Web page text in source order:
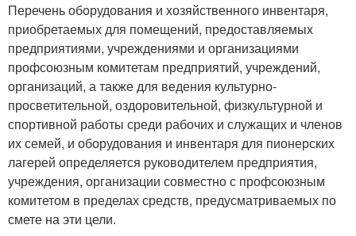
Перечень оборудования и хозяйственного инвентаря,
приобретаемых для помещений, предоставляемых
предприятиями, учреждениями и организациями
профсоюзным комитетам предприятий, учреждений,
организаций, а также для ведения культурно-
просветительной, оздоровительной, физкультурной и
спортивной работы среди рабочих и служащих и членов
их семей, и оборудования и инвентаря для пионерских
лагерей определяется руководителем предприятия,
учреждения, организации совместно с профсоюзным
комитетом в пределах средств, предусматриваемых по
смете на эти цели.